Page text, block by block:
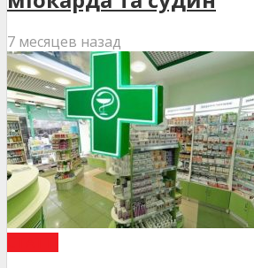
7 месяцев назад